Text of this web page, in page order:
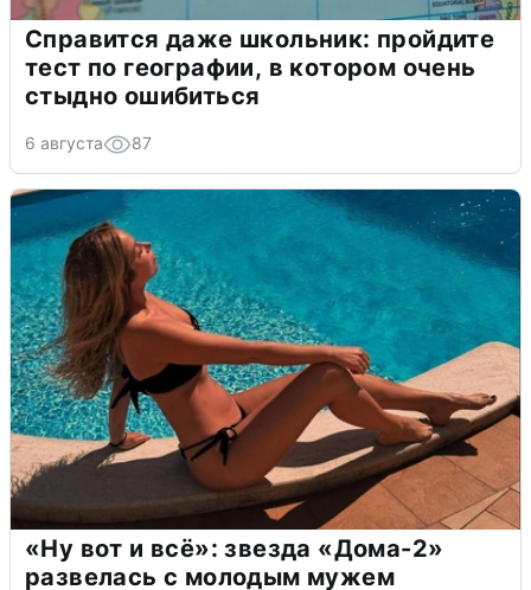
Справится даже школьник: пройдите
тест по географии, в котором очень
стыдно ошибиться
6 августа 87
«Ну вот и всё»: звезда «Дома-2»
развелась с молодым мужем